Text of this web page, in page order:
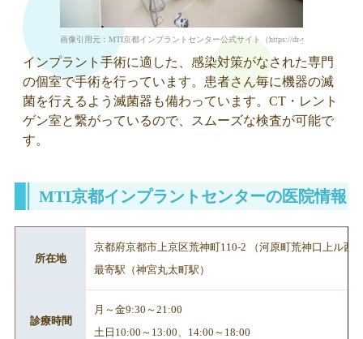
画像引用元：MTI京都インプラントセンター公式サイト（https://dr-yamaguchi-mti.jp/
インプラント手術に適した、感染対策がなされた専門
の個室で手術を行っています。患者さん毎に機器の滅
菌を行えるよう滅菌器も備わっています。CT・レント
ゲン室と繋がっているので、スムーズな検査が可能で
す。
MTI京都インプラントセンターの医院情報
所在地
京都府京都市上京区荒神町110-2 （河原町荒神口上ル西
最寄駅（神宮丸太町駅）
診療時間
月～金9:30～21:00
土日10:00～13:00、14:00～18:00